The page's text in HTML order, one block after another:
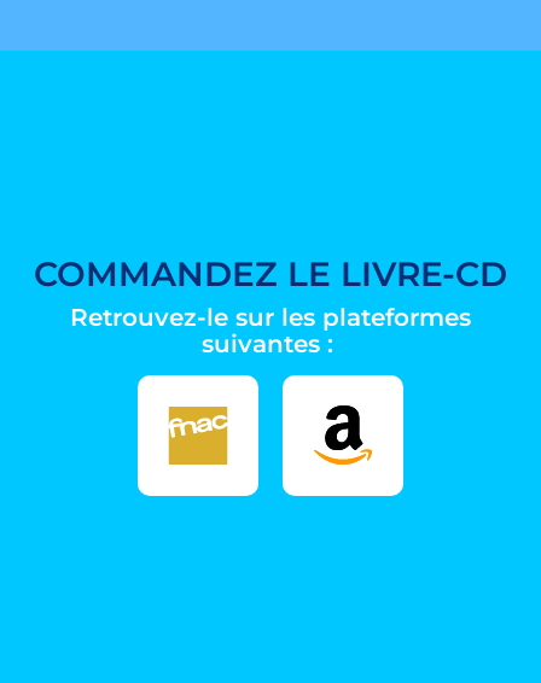
COMMANDEZ LE LIVRE-CD
Retrouvez-le sur les plateformes
suivantes :